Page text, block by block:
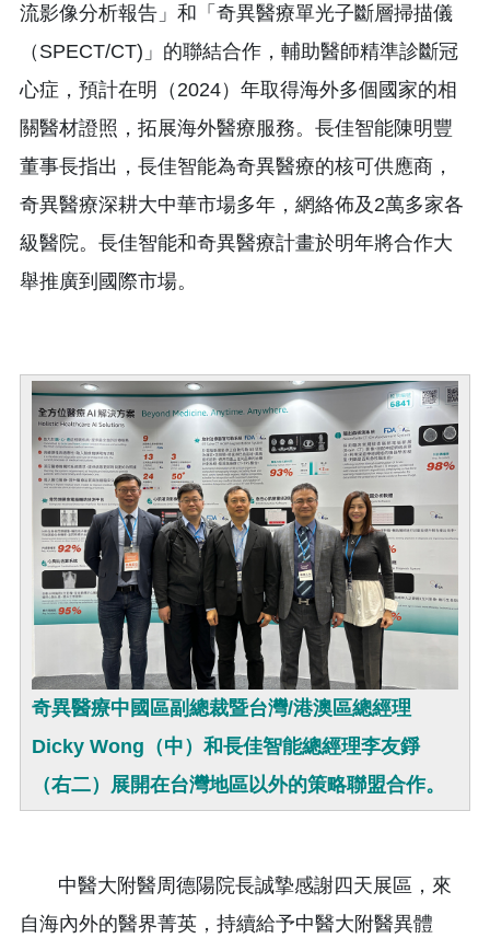
流影像分析報告」和「奇異醫療單光子斷層掃描儀
（SPECT/CT)」的聯結合作，輔助醫師精準診斷冠
心症，預計在明（2024）年取得海外多個國家的相
關醫材證照，拓展海外醫療服務。長佳智能陳明豐
董事長指出，長佳智能為奇異醫療的核可供應商，
奇異醫療深耕大中華市場多年，網絡佈及2萬多家各
級醫院。長佳智能和奇異醫療計畫於明年將合作大
舉推廣到國際市場。
奇異醫療中國區副總裁暨台灣/港澳區總經理
Dicky Wong（中）和長佳智能總經理李友錚
（右二）展開在台灣地區以外的策略聯盟合作。
中醫大附醫周德陽院長誠摯感謝四天展區，來
自海內外的醫界菁英，持續給予中醫大附醫異體